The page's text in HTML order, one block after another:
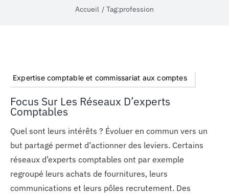
Accueil Tag:profession
Expertise comptable et commissariat aux comptes
Focus Sur Les Réseaux D’experts
Comptables
Quel sont leurs intérêts ? Évoluer en commun vers un
but partagé permet d’actionner des leviers. Certains
réseaux d’experts comptables ont par exemple
regroupé leurs achats de fournitures, leurs
communications et leurs pôles recrutement. Des